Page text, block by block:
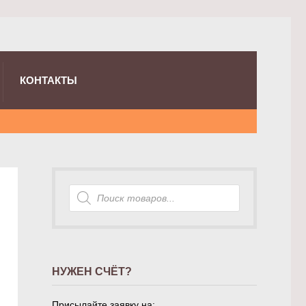
КОНТАКТЫ
Поиск
товаров
НУЖЕН СЧЁТ?